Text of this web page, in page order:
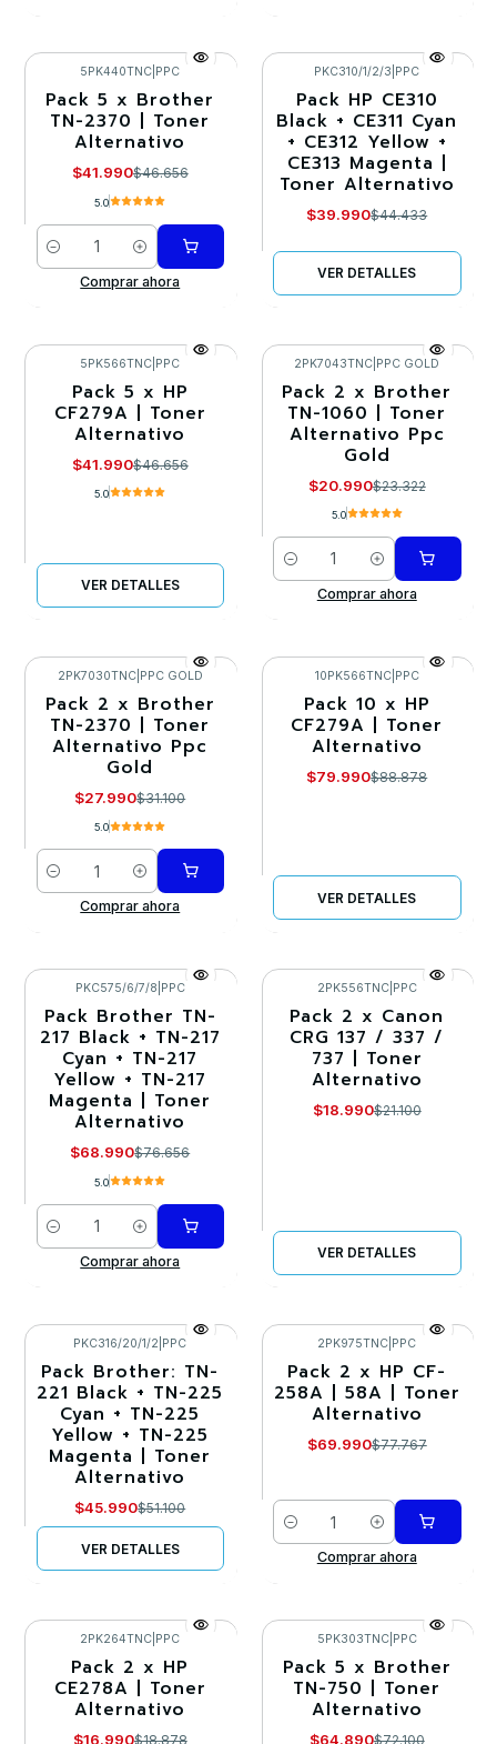
-10%
5PK440TNC PPC
Pack 5 x Brother
TN-2370 | Toner
Alternativo
$41.990$46.656
5.0
Cantidad
Comprar ahora
-10%
Agotado
PKC310/1/2/3 PPC
Pack HP CE310
Black + CE311 Cyan
+ CE312 Yellow +
CE313 Magenta |
Toner Alternativo
$39.990$44.433
VER DETALLES
-10%
Agotado
5PK566TNC PPC
Pack 5 x HP
CF279A | Toner
Alternativo
$41.990$46.656
5.0
VER DETALLES
-10%
2PK7043TNC PPC GOLD
Pack 2 x Brother
TN-1060 | Toner
Alternativo Ppc
Gold
$20.990$23.322
5.0
Cantidad
Comprar ahora
-10%
2PK7030TNC| PPC GOLD
Pack 2 x Brother
TN-2370 | Toner
Alternativo Ppc
Gold
$27.990$31.100
5.0
Cantidad
Comprar ahora
-10%
Agotado
10PK566TNC| PPC
Pack 10 x HP
CF279A | Toner
Alternativo
$79.990$88.878
VER DETALLES
-10%
PKC575/6/7/8 PPC
Pack Brother TN-
217 Black + TN-217
Cyan + TN-217
Yellow + TN-217
Magenta | Toner
Alternativo
$68.990$76.656
5.0
Cantidad
Comprar ahora
-10%
Agotado
2PK556TNC| PPC
Pack 2 x Canon
CRG 137 / 337 /
737 | Toner
Alternativo
$18.990$21.100
VER DETALLES
-10%
Agotado
PKC316/20/1/2 PPC
Pack Brother: TN-
221 Black + TN-225
Cyan + TN-225
Yellow + TN-225
Magenta | Toner
Alternativo
$45.990$51.100
VER DETALLES
-10%
2PK975TNC PPC
Pack 2 x HP CF-
258A | 58A | Toner
Alternativo
$69.990$77.767
Cantidad
Comprar ahora
-10%
2PK264TNC PPC
Pack 2 x HP
CE278A | Toner
Alternativo
$16.990$18.878
-10%
5PK303TNC| PPC
Pack 5 x Brother
TN-750 | Toner
Alternativo
$64.890$72.100